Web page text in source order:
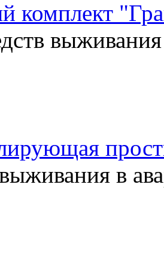
комплект
выживания
в